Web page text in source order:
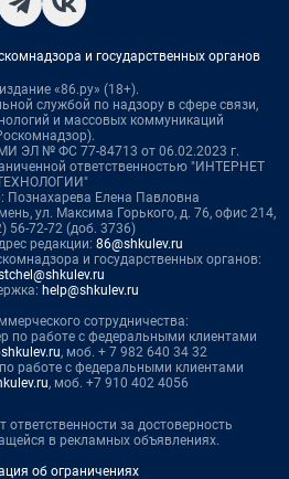
и государственных органов
«86.ру» (18+).
службой по надзору в сфере связи,
и массовых коммуникаций
ЭЛ № ФС 77-84713 от 06.02.2023 г.
ответственностью "ИНТЕРНЕТ
Познахарева Елена Павловна
ул. Максима Горького, д. 76, офис 214,
56-72-72 (доб. 3736)
редакции: 86@shkulev.ru
и государственных органов:
help@shkulev.ru
сотрудничества:
по работе с федеральными клиентами
, моб. + 7 982 640 34 32
работе с федеральными клиентами
, моб. +7 910 402 4056
ответственности за достоверность
в рекламных объявлениях.
об ограничениях